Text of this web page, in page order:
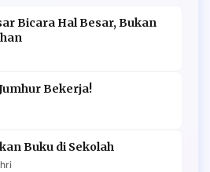
Bicara Hal Besar, Bukan
Bekerja!
Buku di Sekolah